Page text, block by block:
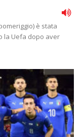
è stata
la Uefa dopo aver